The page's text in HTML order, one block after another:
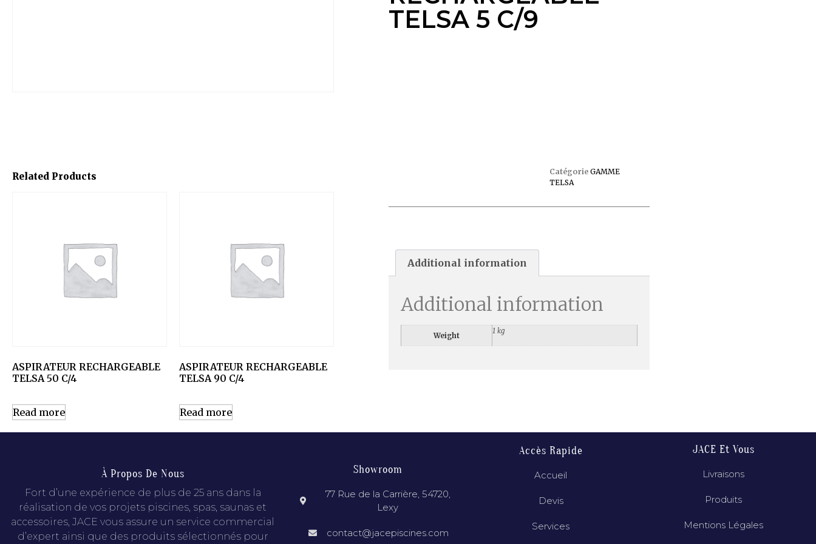
TELSA 5 C/9
Related Products
ASPIRATEUR RECHARGEABLE
TELSA 50 C/4
Read more
ASPIRATEUR RECHARGEABLE
TELSA 90 C/4
Read more
Catégorie GAMME
TELSA
Additional information
Additional information
Weight
1 kg
À Propos De Nous
Fort d’une expérience de plus de 25 ans dans la
réalisation de vos projets piscines, spas, saunas et
accessoires, JACE vous assure un service commercial
d’expert ainsi que des produits sélectionnés pour
Showroom
77 Rue de la Carrière, 54720,
Lexy
contact@jacepiscines.com
Accès Rapide
Accueil
Devis
Services
JACE Et Vous
Livraisons
Produits
Mentions Légales